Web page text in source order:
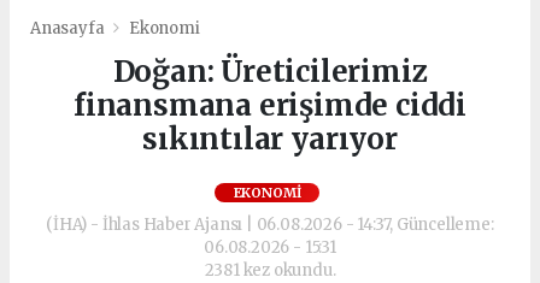
Anasayfa Ekonomi
Doğan: Üreticilerimiz
finansmana erişimde ciddi
sıkıntılar yarıyor
EKONOMI
(İHA) - İhlas Haber Ajansı | 06.08.2026 - 14:37, Güncelleme:
06.08.2026 - 15:31
2381 kez okundu.